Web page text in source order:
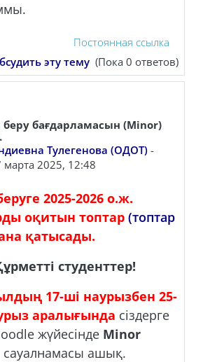
Постоянная ссылка
эту тему (Пока 0 ответов)
бағдарламасын (Minor)
Тулегенова (ОДОТ) -
2025, 12:48
2025-2026 о.ж.
оқитын топтар (топтар
қатысады.
студенттер!
17-ші наурызбен 25-
аралығында сіздерге
жүйесінде Minor
сауалнамасы ашық.